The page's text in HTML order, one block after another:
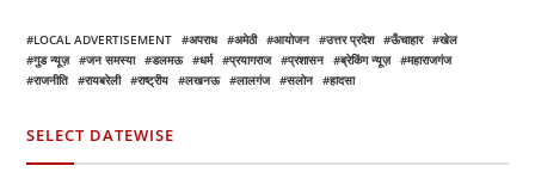
LOCAL ADVERTISEMENT अपराध अमेठी आयोजन उत्तर प्रदेश ऊँचाहार
खेल
गुड न्यूज़
जन समस्या डलमऊ धर्म प्रयागराज प्रशासन ब्रेकिंग न्यूज़
महाराजगंज
राजनीति
रायबरेली राष्ट्रीय लखनऊ लालगंज सलोन हादसा
SELECT DATEWISE